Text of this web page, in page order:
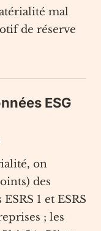
mal
de réserve
ESG
on
des
1 et ESRS
; les